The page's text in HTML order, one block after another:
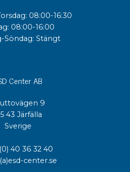
08:00-16:30
08:00-16:00
Söndag: Stängt
Center AB
9
43 Järfälla
Sverige
40 36 32 40
center.se